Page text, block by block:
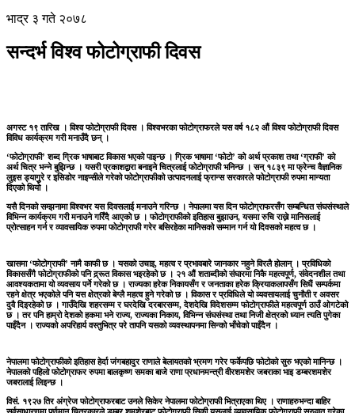
भाद्र ३ गते २०७८
सन्दर्भ विश्व फोटोग्राफी दिवस
अगस्ट १९ तारिख । विश्व फोटोग्राफी दिवस । विश्वभरका फोटोग्राफरले यस वर्ष १८२ औं विश्व फोटोग्राफी दिवस
विविध कार्यक्रम गरी मनाउँदै छन् ।
‘फोटोग्राफी’ शब्द ग्रिक भाषाबाट विकास भएको पाइन्छ । ग्रिक भाषामा ‘फोटो’ को अर्थ प्रकाश तथा ‘ग्राफी’ को
अर्थ चित्र भन्ने बुझिन्छ । यसरी प्रकाशद्वारा बनाइने चित्रलाई फोटोग्राफी भनिन्छ । सन् १८३९ मा फ्रेन्च वैज्ञानिक
लुइस ड्यागुुरे र इसिडोर नाइप्सीले गरेको फोटोग्राफीको उत्पादनलाई फ्रान्स सरकारले फोटोग्राफी रुपमा मान्यता
दिएको थियो ।
यसै दिनको सम्झनामा विश्वभर यस दिवसलाई मनाउने गरिन्छ । नेपालमा यस दिन फोटोग्राफरसँग सम्बन्धित संघसंस्थाले
विभिन्न कार्यक्रम गरी मनाउने गरिँदै आएको छ । फोटोग्राफीको इतिहास बुझाउन, यसमा रुचि राख्ने मानिसलाई
प्रोत्साहन गर्न र व्यावसायिक रुपमा फोटोग्राफी गरेर बसिरहेका मानिसको सम्मान गर्न यो दिवसको महत्व छ ।
खासमा ‘फोटोग्राफी’ नामै काफी छ । यसको उचाइ, महत्व र प्रभावबारे जानकार नहुने विरलै होलान् । प्रविधिको
विकाससँगै फोटोग्राफीको पनि द्र्रूत विकास भइरहेको छ । २१ औं शताब्दीको संघारमा निकै महत्वपूर्ण, संवेदनशील तथा
आवश्यकतामा यो व्यवसाय पर्ने गरेको छ । राज्यका हरेक निकायसँग र जनताका हरेक क्रियाकलापसँग सिधैं सम्पर्कमा
रहने क्षेत्र भएकोले पनि यस क्षेत्रको बेग्लै महत्व हुने गरेको छ । विकास र प्रविधिले यो व्यवसायलाई चुनौती र अवसर
दुवै दिइरहेको छ । गाउँदेखि शहरसम्म र घरदेखि दरबारसम्म, देशदेखि विदेशसम्म फोटोग्राफीले महत्वपूर्ण ठाउँ ओगटेको
छ । तर पनि हाम्रो देशको हकमा भने राज्य, राज्यका निकाय, विभिन्न संघसंस्था तथा निजी क्षेत्रको ध्यान त्यति पुगेका
पाइँदैन । राज्यको अपरिहार्य वस्तुभित्र परे तापनि यसको व्यवस्थापनमा सिन्को भाँचेको पाइँदैन ।
नेपालमा फोटोग्राफीको इतिहास हेर्दा जंगबहादुर राणाले बेलायतको भ्रमण गरेर फर्केपछि फोटोको सुरु भएको मानिन्छ ।
नेपालको पहिलो फोटोग्राफर रुपमा बालकृष्ण समका बाजे राणा प्रधानमन्त्री वीरशमशेर जबराका भाइ डम्बरशमशेर
जबरालाई लिइन्छ ।
विसं. १९२७ तिर अंग्रेज फोटोग्राफरबाट उनले सिकेर नेपालमा फोटोग्राफी भित्राएका थिए । राणाहरुभन्दा बाहिर